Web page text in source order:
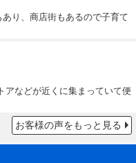
り、商店街もあるので子育て
アなどが近くに集まっていて便
お客様の声をもっと見る